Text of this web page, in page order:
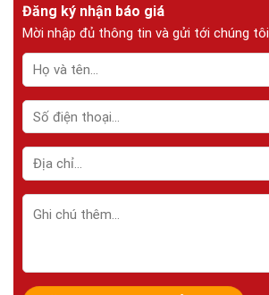
Đăng ký nhận báo giá
Mời nhập đủ thông tin và gửi tới chúng tôi